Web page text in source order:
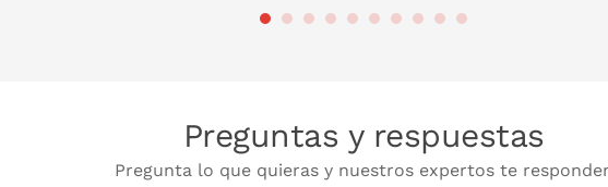
Preguntas y respuestas
Pregunta lo que quieras y nuestros expertos te